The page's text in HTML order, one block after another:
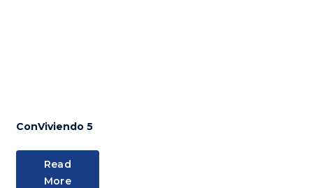
ConViviendo 5
Read
More